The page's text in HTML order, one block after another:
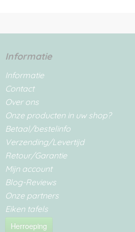
Informatie
Informatie
Contact
Over ons
Onze producten in uw shop?
Betaal/bestelinfo
Verzending/Levertijd
Retour/Garantie
Mijn account
Blog-Reviews
Onze partners
Eiken tafels
Herroeping